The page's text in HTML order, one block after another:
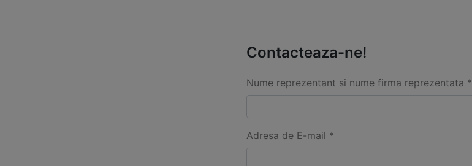
Contacteaza-ne!
Nume reprezentant si nume firma reprezentata *
Adresa de E-mail *